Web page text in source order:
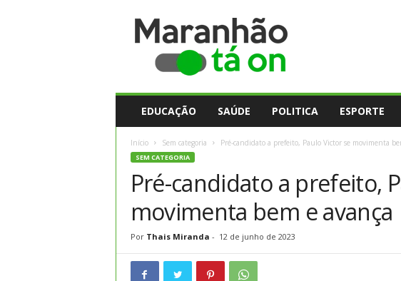
EDUCAÇÃO SAÚDE POLITICA ESPORTE
Início Sem categoria Pré-candidato a prefeito, Paulo Victor se movimenta
SEM CATEGORIA
Pré-candidato a prefeito,
movimenta bem e avança
Por Thais Miranda - 12 de junho de 2023